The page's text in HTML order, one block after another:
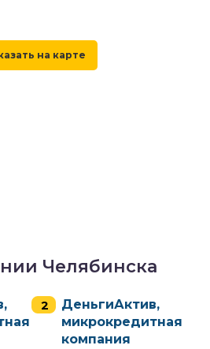
Челябинска
ДеньгиАктив,
микрокредитная
компания